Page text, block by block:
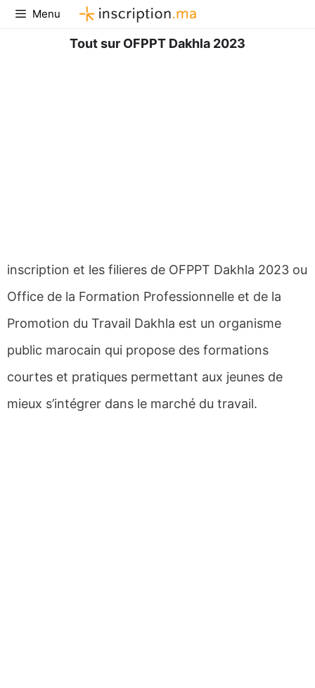
Aller
au
Menu
Tout sur OFPPT Dakhla 2023
inscription et les filieres de OFPPT Dakhla 2023 ou
Office de la Formation Professionnelle et de la
Promotion du Travail Dakhla est un organisme
public marocain qui propose des formations
courtes et pratiques permettant aux jeunes de
mieux s’intégrer dans le marché du travail.